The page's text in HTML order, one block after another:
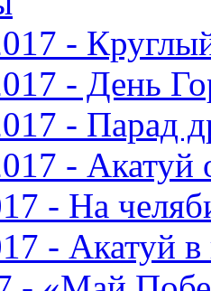
-
- День
- Парад
- Акатуй
- На
- Акатуй в